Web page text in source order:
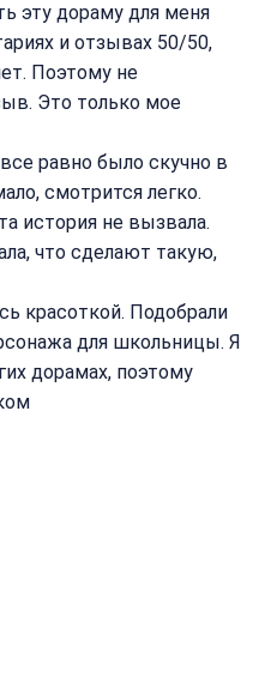
эту дораму для меня
и отзывах 50/50,
Поэтому не
Это только мое
равно было скучно в
смотрится легко.
история не вызвала.
что сделают такую,
красоткой. Подобрали
для школьницы. Я
дорамах, поэтому